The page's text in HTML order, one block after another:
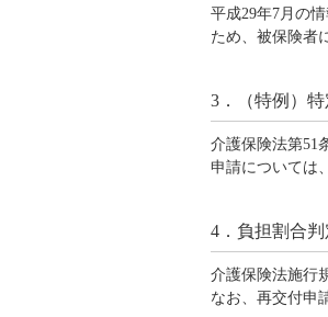
平成29年7月の
ため、被保険者
3．（特例）
介護保険法第51
申請については
4．負担割合
介護保険法施行
なお、再交付申